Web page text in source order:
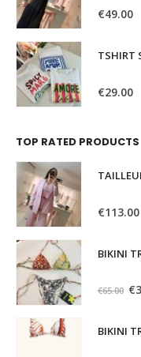
0 Su 5
€49.00
TSHIRT
€29.00
TOP RATED PRODUCTS
€113.00
BIKINI
Su 5
€65.00 €
BIKINI